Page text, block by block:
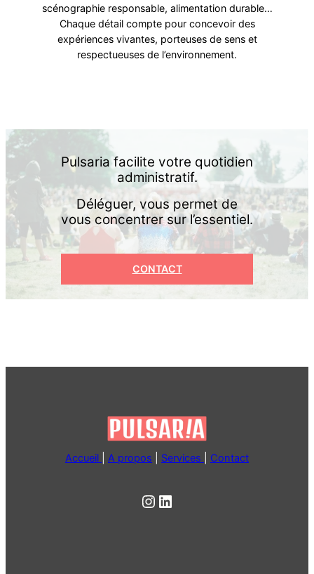
scénographie responsable, alimentation durable…
Chaque détail compte pour concevoir des
expériences vivantes, porteuses de sens et
respectueuses de l’environnement.
Pulsaria facilite votre quotidien
administratif.
Déléguer, vous permet de
vous concentrer sur l’essentiel.
CONTACT
Accueil A propos Services Contact
Instagram LinkedIn